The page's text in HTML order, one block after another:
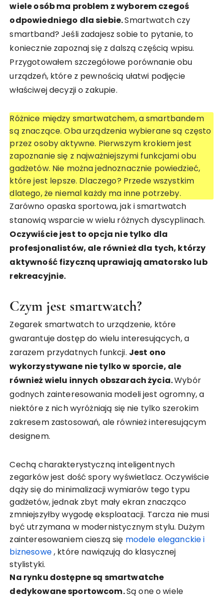
wiele osób ma problem z wyborem czegoś
odpowiedniego dla siebie.Smartwatch czy
smartband? Jeśli zadajesz sobie to pytanie, to
koniecznie zapoznaj się z dalszą częścią wpisu.
Przygotowałem szczegółowe porównanie obu
urządzeń, które z pewnością ułatwi podjęcie
właściwej decyzji o zakupie.
Różnice między smartwatchem, a smartbandem
są znaczące. Oba urządzenia wybierane są często
przez osoby aktywne. Pierwszym krokiem jest
zapoznanie się z najważniejszymi funkcjami obu
gadżetów. Nie można jednoznacznie powiedzieć,
które jest lepsze. Dlaczego? Przede wszystkim
dlatego, że niemal każdy ma inne potrzeby.
Zarówno opaska sportowa, jak i smartwatch
stanowią wsparcie w wielu różnych dyscyplinach.
Oczywiście jest to opcja nie tylko dla
profesjonalistów, ale również dla tych, którzy
aktywność fizyczną uprawiają amatorsko lub
rekreacyjnie.
Czym jest smartwatch?
Zegarek smartwatch to urządzenie, które
gwarantuje dostęp do wielu interesujących, a
zarazem przydatnych funkcji. Jest ono
wykorzystywane nie tylko w sporcie, ale
również wielu innych obszarach życia.Wybór
godnych zainteresowania modeli jest ogromny, a
niektóre z nich wyróżniają się nie tylko szerokim
zakresem zastosowań, ale również interesującym
designem.
Cechą charakterystyczną inteligentnych
zegarków jest dość spory wyświetlacz. Oczywiście
dąży się do minimalizacji wymiarów tego typu
gadżetów, jednak zbyt mały ekran znacząco
zmniejszyłby wygodę eksploatacji. Tarcza nie musi
być utrzymana w modernistycznym stylu. Dużym
zainteresowaniem cieszą się modele eleganckie i
biznesowe, które nawiązują do klasycznej
stylistyki.
Na rynku dostępne są smartwatche
dedykowane sportowcom.Są one o wiele